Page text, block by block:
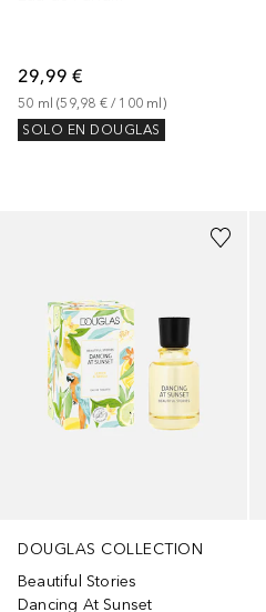
29,99 €
50 ml (59,98 € / 100 ml )
SOLO EN DOUGLAS
DOUGLAS COLLECTION
Beautiful Stories
Dancing At Sunset